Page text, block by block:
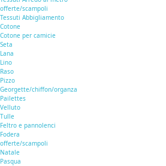
offerte/scampoli
Tessuti Abbigliamento
Cotone
Cotone per camicie
Seta
Lana
Lino
Raso
Pizzo
Georgette/chiffon/organza
Pailettes
Velluto
Tulle
Feltro e pannolenci
Fodera
offerte/scampoli
Natale
Pasqua